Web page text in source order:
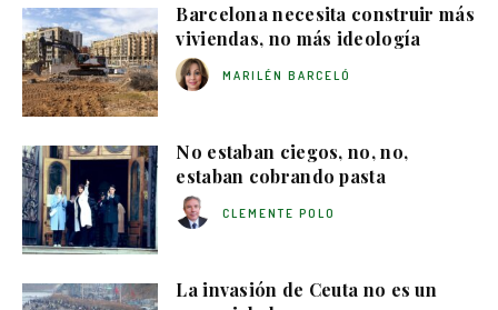
Barcelona necesita construir más
viviendas, no más ideología
MARILÉN BARCELÓ
No estaban ciegos, no, no,
estaban cobrando pasta
CLEMENTE POLO
La invasión de Ceuta no es un